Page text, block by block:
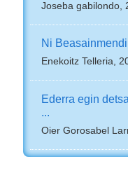
Joseba gabilondo,
Ni
Enekoitz Telleria,
Ederra egin
...
Oier Gorosabel